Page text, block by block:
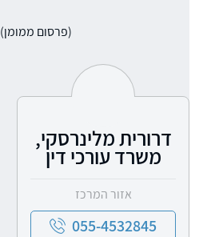
(פרסום ממומן)
דרורית מלינרסקי,
משרד עורכי דין
אזור המרכז
055-4532845